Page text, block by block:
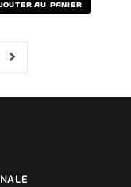
AU PANIER